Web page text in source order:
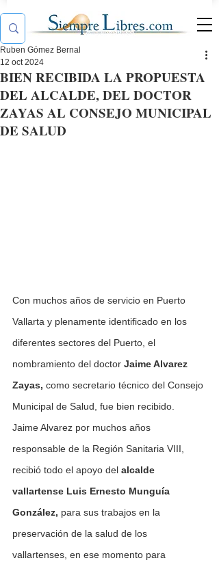
BIEN RECIBIDA LA PROPUESTA
DEL ALCALDE, DEL DOCTOR
ZAYAS AL CONSEJO MUNICIPAL
DE SALUD
Ruben Gómez Bernal
12 oct 2024
Con muchos años de servicio en Puerto
Vallarta y plenamente identificado en los
diferentes sectores del Puerto, el
nombramiento del doctor Jaime Alvarez
Zayas, como secretario técnico del Consejo
Municipal de Salud, fue bien recibido.
Jaime Alvarez por muchos años
responsable de la Región Sanitaria VIII,
recibió todo el apoyo del alcalde
vallartense Luis Ernesto Munguía
González, para sus trabajos en la
preservación de la salud de los
vallartenses, en ese momento para